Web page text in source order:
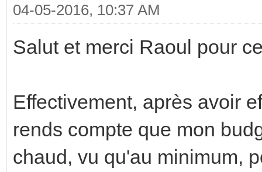
04-05-2016, 10:37 AM
Salut et merci Raoul pour
Effectivement, après avoir
rends compte que mon
chaud, vu qu'au minimum,